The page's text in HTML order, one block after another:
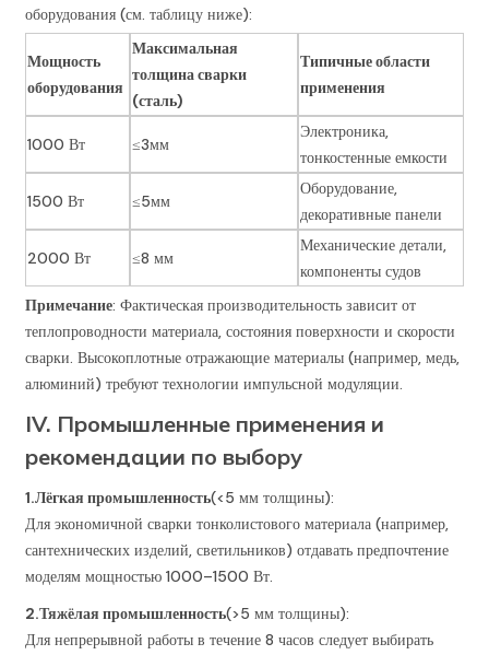
оборудования (см. таблицу ниже):
Мощность
оборудования
Максимальная
толщина сварки
(сталь)
Типичные области
применения
1000 Вт ≤3мм
Электроника,
тонкостенные емкости
1500 Вт ≤5мм
Оборудование,
декоративные панели
2000 Вт ≤8 мм
Механические детали,
компоненты судов
Примечание: Фактическая производительность зависит от
теплопроводности материала, состояния поверхности и скорости
сварки. Высокоплотные отражающие материалы (например, медь,
алюминий) требуют технологии импульсной модуляции.
IV. Промышленные применения и
рекомендации по выбору
1.Лёгкая промышленность(<5 мм толщины):
Для экономичной сварки тонколистового материала (например,
сантехнических изделий, светильников) отдавать предпочтение
моделям мощностью 1000–1500 Вт.
2.Тяжёлая промышленность(>5 мм толщины):
Для непрерывной работы в течение 8 часов следует выбирать